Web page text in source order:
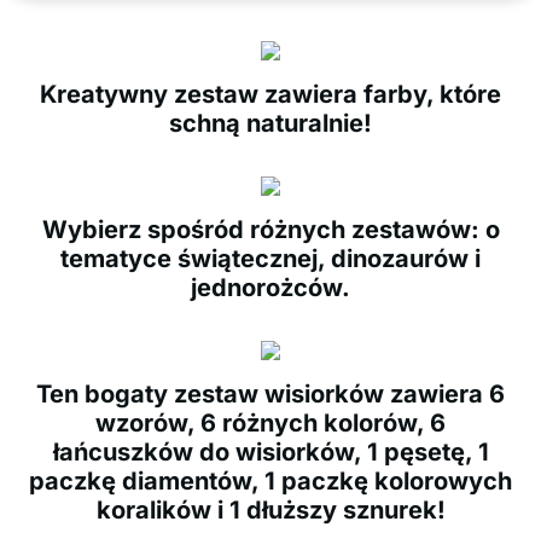
Kreatywny zestaw zawiera farby, które
schną naturalnie!
Wybierz spośród różnych zestawów: o
tematyce świątecznej, dinozaurów i
jednorożców.
Ten bogaty zestaw wisiorków zawiera 6
wzorów, 6 różnych kolorów, 6
łańcuszków do wisiorków, 1 pęsetę, 1
paczkę diamentów, 1 paczkę kolorowych
koralików i 1 dłuższy sznurek!